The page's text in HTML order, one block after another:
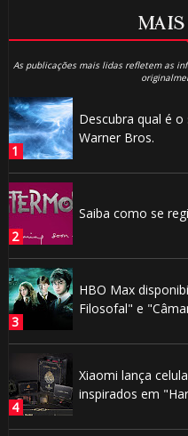
As publicações mais lidas refletem as
Descubra qual é
Warner Bros.
Saiba como se
HBO Max
Filosofal" e
Xiaomi lança
inspirados em